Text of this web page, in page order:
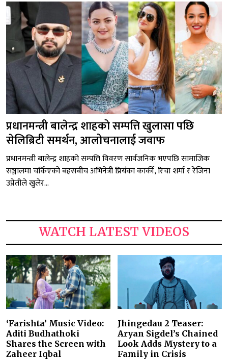
प्रधानमन्त्री बालेन्द्र शाहको सम्पत्ति खुलासा पछि
सेलिब्रिटी समर्थन, आलोचनालाई जवाफ
प्रधानमन्त्री बालेन्द्र शाहको सम्पत्ति विवरण सार्वजनिक भएपछि सामाजिक
सञ्जालमा चर्किएको बहसबीच अभिनेत्री प्रियंका कार्की, रिचा शर्मा र रेजिना
उप्रेतीले खुलेर...
WATCH LATEST VIDEOS
‘Farishta’ Music Video:
Aditi Budhathoki
Shares the Screen with
Zaheer Iqbal
Jhingedau 2 Teaser:
Aryan Sigdel’s Chained
Look Adds Mystery to a
Family in Crisis